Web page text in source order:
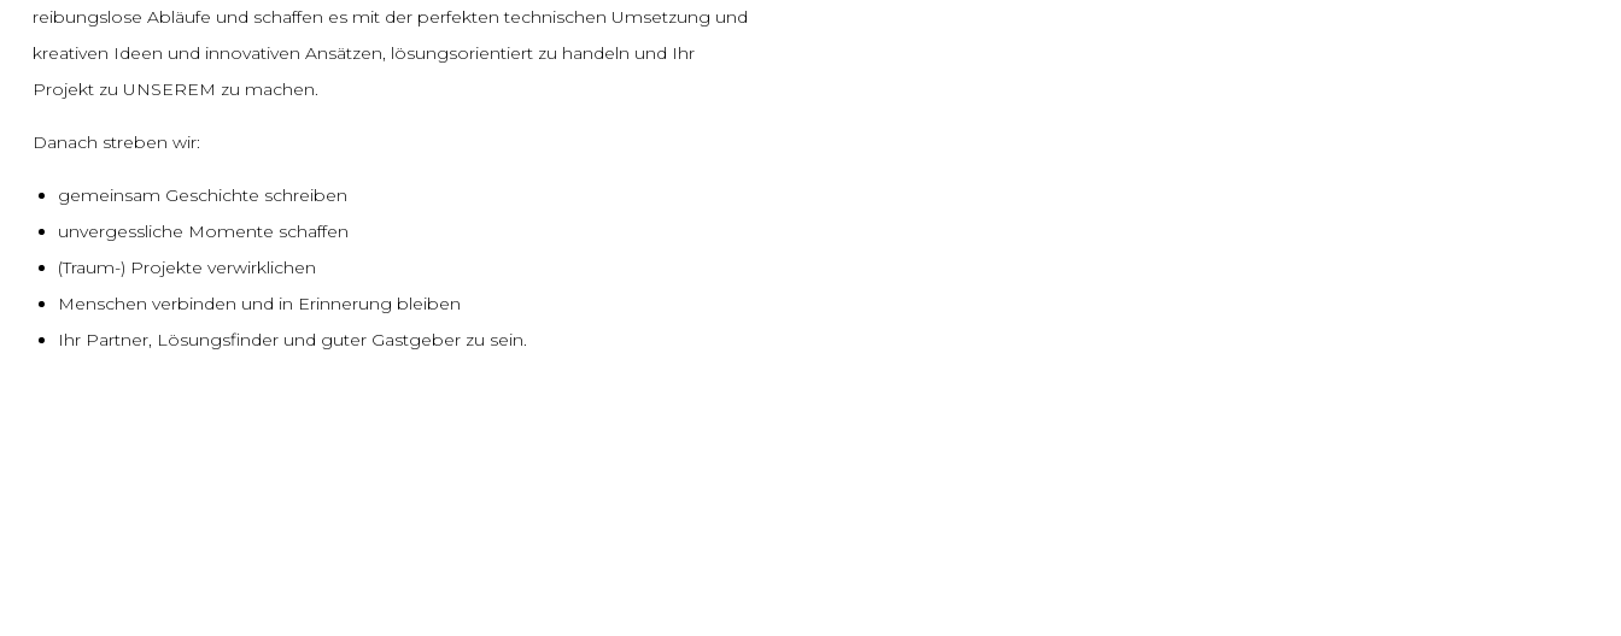
reibungslose Abläufe und schaffen es mit der perfekten technischen Umsetzung und
kreativen Ideen und innovativen Ansätzen, lösungsorientiert zu handeln und Ihr
Projekt zu UNSEREM zu machen.
Danach streben wir:
gemeinsam Geschichte schreiben
unvergessliche Momente schaffen
(Traum-) Projekte verwirklichen
Menschen verbinden und in Erinnerung bleiben
Ihr Partner, Lösungsfinder und guter Gastgeber zu sein.